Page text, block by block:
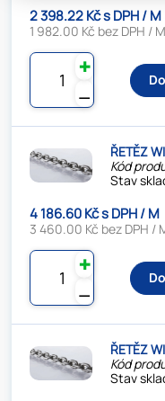
2 398.22 Kč s DPH / M
1 982.00 Kč bez DPH / M
⚊
✚
ŘETĚZ
Kód
Stav
4 186.60 Kč s DPH / M
3 460.00 Kč bez DPH /
⚊
✚
ŘETĚZ
Kód
Stav